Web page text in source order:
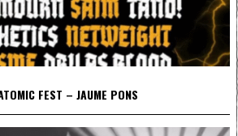
FEST – JAUME PONS